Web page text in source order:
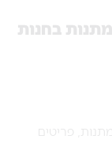
בחנות
פריטים